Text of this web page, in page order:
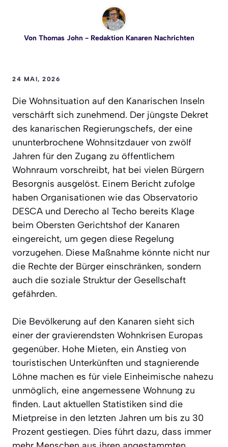
Von Thomas John- Redaktion Kanaren Nachrichten
24 MAI, 2026
Die Wohnsituation auf den Kanarischen Inseln
verschärft sich zunehmend. Der jüngste Dekret
des kanarischen Regierungschefs, der eine
ununterbrochene Wohnsitzdauer von zwölf
Jahren für den Zugang zu öffentlichem
Wohnraum vorschreibt, hat bei vielen Bürgern
Besorgnis ausgelöst. Einem Bericht zufolge
haben Organisationen wie das Observatorio
DESCA und Derecho al Techo bereits Klage
beim Obersten Gerichtshof der Kanaren
eingereicht, um gegen diese Regelung
vorzugehen. Diese Maßnahme könnte nicht nur
die Rechte der Bürger einschränken, sondern
auch die soziale Struktur der Gesellschaft
gefährden.
Die Bevölkerung auf den Kanaren sieht sich
einer der gravierendsten Wohnkrisen Europas
gegenüber. Hohe Mieten, ein Anstieg von
touristischen Unterkünften und stagnierende
Löhne machen es für viele Einheimische nahezu
unmöglich, eine angemessene Wohnung zu
finden. Laut aktuellen Statistiken sind die
Mietpreise in den letzten Jahren um bis zu 30
Prozent gestiegen. Dies führt dazu, dass immer